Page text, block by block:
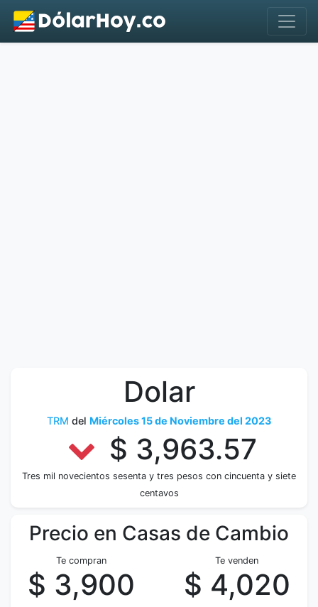
Dolar
TRM del Miércoles 15 de Noviembre del 2023
$ 3,963.57
Tres mil novecientos sesenta y tres pesos con cincuenta y siete
centavos
Precio en Casas de Cambio
Te compran
$ 3,900
Te venden
$ 4,020